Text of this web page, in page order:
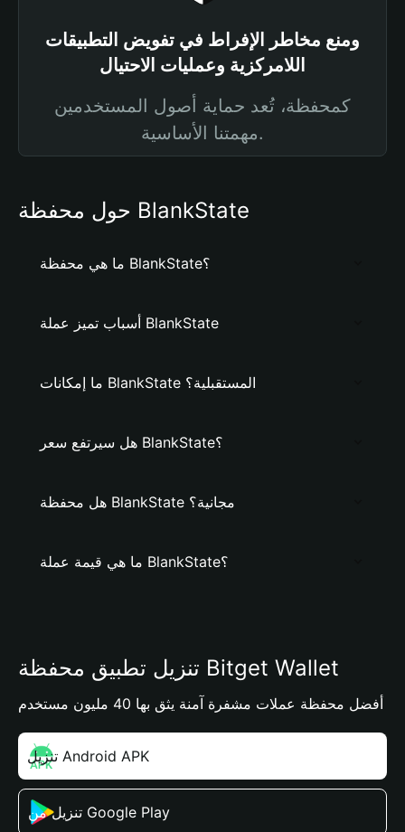
ومنع مخاطر الإفراط في تفويض التطبيقات
اللامركزية وعمليات الاحتيال
كمحفظة، تُعد حماية أصول المستخدمين
مهمتنا الأساسية.
حول محفظة BlankState
ما هي محفظة BlankState؟
أسباب تميز عملة BlankState
ما إمكانات BlankState المستقبلية؟
هل سيرتفع سعر BlankState؟
هل محفظة BlankState مجانية؟
ما هي قيمة عملة BlankState؟
تنزيل تطبيق محفظة Bitget Wallet
أفضل محفظة عملات مشفرة آمنة يثق بها 40 مليون مستخدم
تنزيل Android APK
تنزيل من Google Play